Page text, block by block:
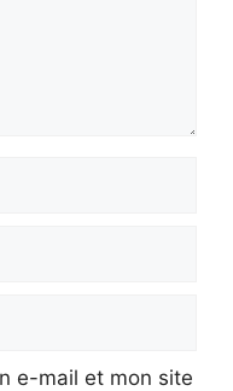
e-mail et mon site